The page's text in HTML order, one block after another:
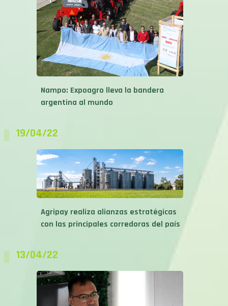
Nampo: Expoagro lleva la bandera
argentina al mundo
19/04/22
Agripay realiza alianzas estratégicas
con las principales corredoras del país
13/04/22